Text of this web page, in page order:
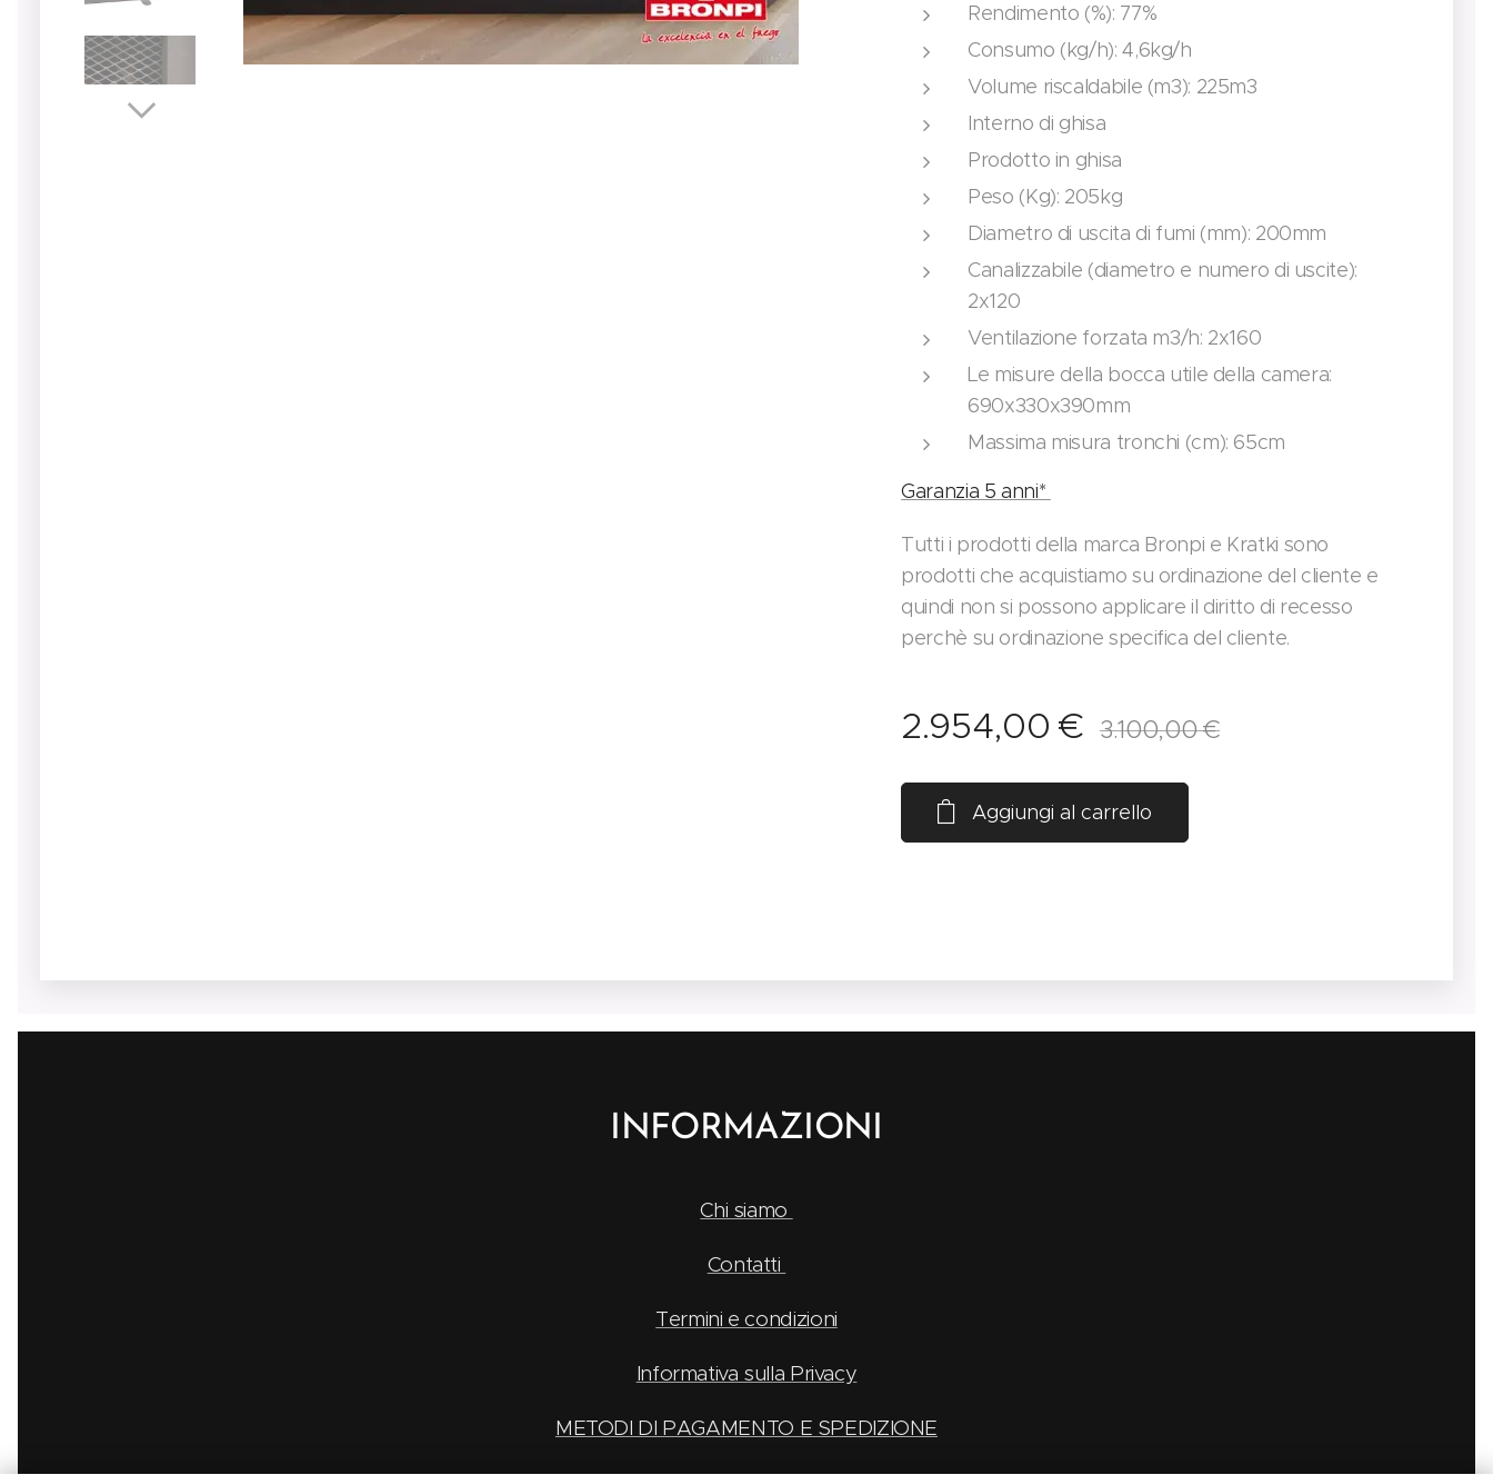
Rendimento (%): 77%
Consumo (kg/h): 4,6kg/h
Volume riscaldabile (m3): 225m3
Interno di ghisa
Prodotto in ghisa
Peso (Kg): 205kg
Diametro di uscita di fumi (mm): 200mm
Canalizzabile (diametro e numero di uscite):
2x120
Ventilazione forzata m3/h: 2x160
Le misure della bocca utile della camera:
690x330x390mm
Massima misura tronchi (cm): 65cm
Garanzia 5 anni*
Tutti i prodotti della marca Bronpi e Kratki sono
prodotti che acquistiamo su ordinazione del cliente e
quindi non si possono applicare il diritto di recesso
perchè su ordinazione specifica del cliente.
2.954,00 € 3.100,00€
Aggiungi al carrello
INFORMAZIONI
Chi siamo
Contatti
Termini e condizioni
Informativa sulla Privacy
METODI DI PAGAMENTO E SPEDIZIONE